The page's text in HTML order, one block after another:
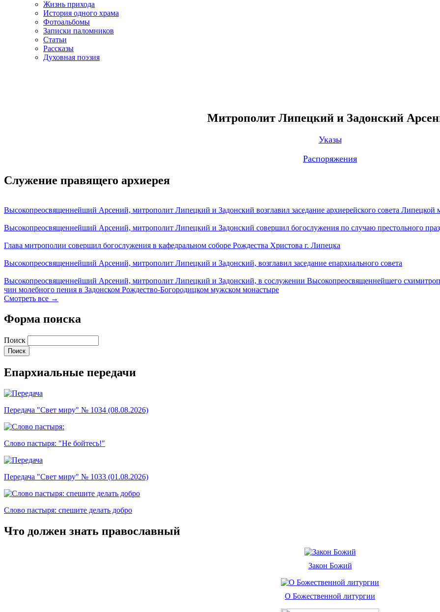
Жизнь прихода
История одного храма
Фотоальбомы
Записки паломников
Статьи
Рассказы
Духовная поэзия
Митрополит Липецкий и Задонский
Указы
Распоряжения
Служение правящего архиерея
Высокопреосвященнейший Арсений, митрополит Липецкий и Задонский возглавил заседание архиерейского совета Липецкой
Высокопреосвященнейший Арсений, митрополит Липецкий и Задонский совершил богослужения по случаю престольного
Глава митрополии совершил богослужения в кафедральном соборе Рождества Христова г. Липецка
Высокопреосвященнейший Арсений, митрополит Липецкий и Задонский, возглавил заседание епархиального совета
Высокопреосвященнейший Арсений, митрополит Липецкий и Задонский, в сослужении Высокопреосвященнейшего
чин молебного пения в Задонском Рождество-Богородицком мужском монастыре
Смотреть все →
Форма поиска
Поиск
Епархиальные передачи
Передача "Свет миру" № 1034 (08.08.2026)
Слово пастыря: "Не бойтесь!"
Передача "Свет миру" № 1033 (01.08.2026)
Слово пастыря: спешите делать добро
Что должен знать православный
Закон Божий
О Божественной литургии